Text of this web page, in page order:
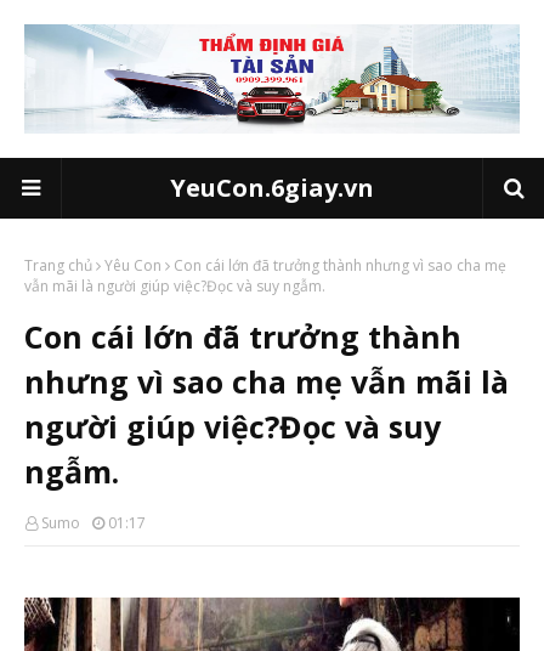
YeuCon.6giay.vn
Trang chủ Yêu Con
Con cái lớn đã trưởng thành nhưng vì sao cha mẹ
vẫn mãi là người giúp việc?Đọc và suy ngẫm.
Con cái lớn đã trưởng thành
nhưng vì sao cha mẹ vẫn mãi là
người giúp việc?Đọc và suy
ngẫm.
Sumo 01:17